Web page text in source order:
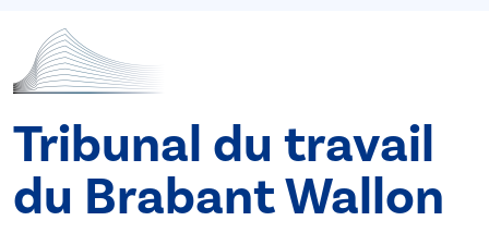
Tribunal du travail
du Brabant Wallon